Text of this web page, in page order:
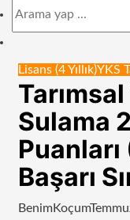
görünümü
Lisans (4 Yıllık)YKS
Sulama
Puanları
Başarı
BenimKoçum